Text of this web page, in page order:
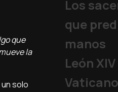
que
la
solo
Los
que
manos
León